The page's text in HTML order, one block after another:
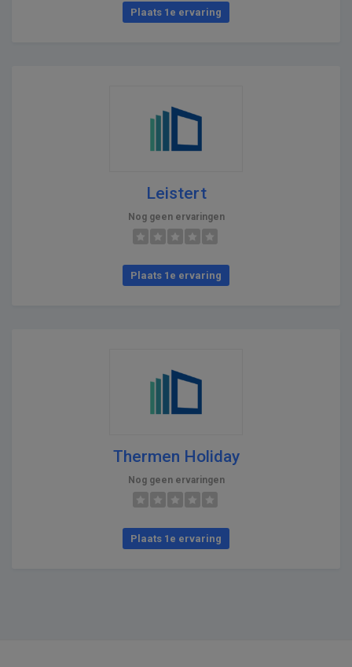
Plaats 1e ervaring
Leistert
Nog geen ervaringen
Plaats 1e ervaring
Thermen Holiday
Nog geen ervaringen
Plaats 1e ervaring